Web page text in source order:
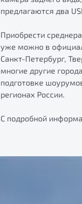
предлагаются два
Приобрести
уже можно в
Санкт-Петербург,
многие другие
подготовке
регионах России.
С подробной